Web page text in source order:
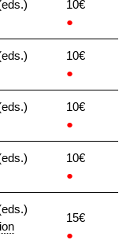
10€
●
10€
●
10€
●
10€
●
15€
●